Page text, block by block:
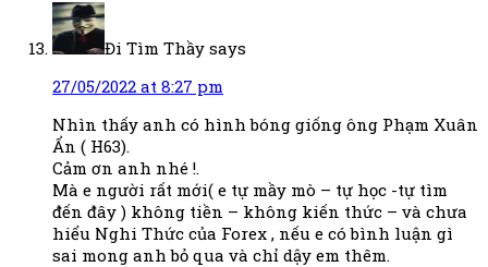
Đi Tìm Thầy says
27/05/2022 at 8:27 pm
Nhìn thấy anh có hình bóng giống ông Phạm Xuân
Ẩn ( H63).
Cảm ơn anh nhé !.
Mà e người rất mới( e tự mầy mò – tự học -tự tìm
đến đây ) không tiền – không kiến thức – và chưa
hiểu Nghi Thức của Forex , nếu e có bình luận gì
sai mong anh bỏ qua và chỉ dậy em thêm.